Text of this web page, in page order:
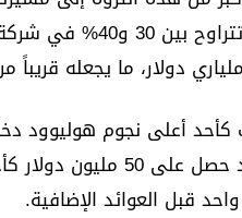
دولار، ما يجعله قريباً
قبل العوائد الإضافية.